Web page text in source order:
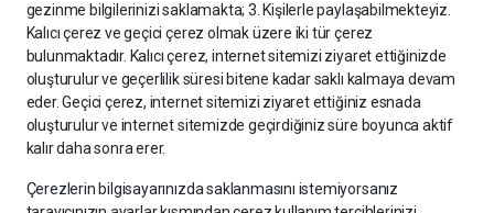
gezinme bilgilerinizi saklamakta; 3. Kişilerle paylaşabilmekteyiz.
Kalıcı çerez ve geçici çerez olmak üzere iki tür çerez
bulunmaktadır. Kalıcı çerez, internet sitemizi ziyaret ettiğinizde
oluşturulur ve geçerlilik süresi bitene kadar saklı kalmaya devam
eder. Geçici çerez, internet sitemizi ziyaret ettiğiniz esnada
oluşturulur ve internet sitemizde geçirdiğiniz süre boyunca aktif
kalır daha sonra erer.
Çerezlerin bilgisayarınızda saklanmasını istemiyorsanız